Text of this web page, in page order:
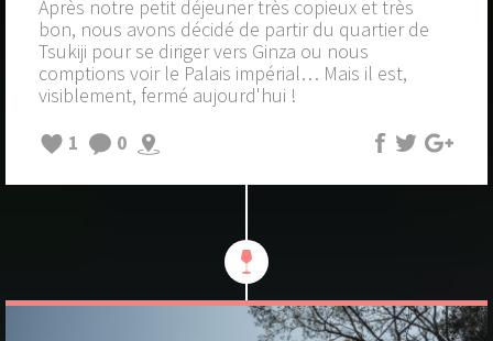
Après notre petit déjeuner très copieux et très
bon, nous avons décidé de partir du quartier de
Tsukiji pour se diriger vers Ginza ou nous
comptions voir le Palais impérial… Mais il est,
visiblement, fermé aujourd'hui !
1
0